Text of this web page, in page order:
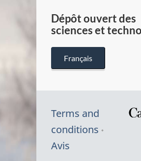
Dépôt ouvert des
sciences et
Français
Terms and
conditions
Avis